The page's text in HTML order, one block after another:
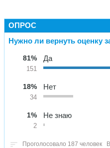
ОПРОС
Нужно ли вернуть оценку
81%
151
Да
18%
34
Нет
1%
2
Не знаю
Проголосовало 187 человек